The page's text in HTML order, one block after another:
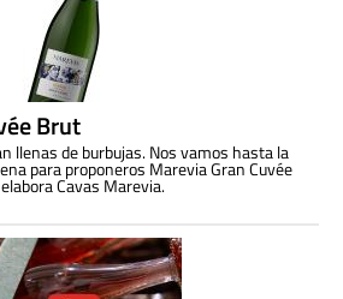
Brut
llenas de burbujas. Nos vamos hasta la
para proponeros Marevia Gran Cuvée
Cavas Marevia.